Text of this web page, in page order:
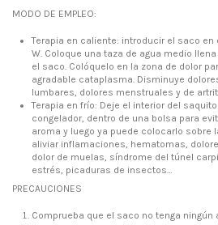
MODO DE EMPLEO:
Terapia en caliente: introducir el saco
W. Coloque una taza de agua medio
el saco. Colóquelo en la zona de dolor
agradable cataplasma. Disminuye
lumbares, dolores menstruales y de
Terapia en frío: Deje el interior del
congelador, dentro de una bolsa para
aroma y luego ya puede colocarlo sobre
aliviar inflamaciones, hematomas,
dolor de muelas, síndrome del túnel
estrés, picaduras de insectos…
PRECAUCIONES
Comprueba que el saco no tenga ningún